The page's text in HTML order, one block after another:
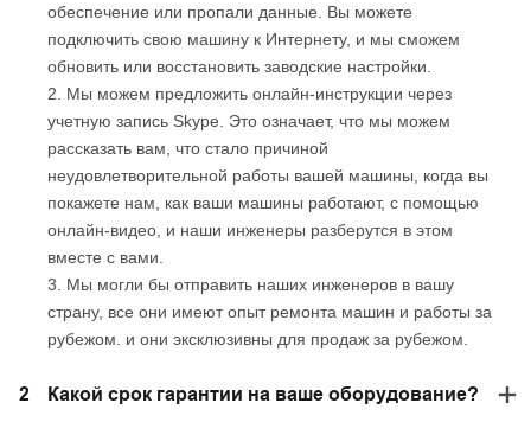
обеспечение или пропали данные. Вы можете
подключить свою машину к Интернету, и мы сможем
обновить или восстановить заводские настройки.
2. Мы можем предложить онлайн-инструкции через
учетную запись Skype. Это означает, что мы можем
рассказать вам, что стало причиной
неудовлетворительной работы вашей машины, когда вы
покажете нам, как ваши машины работают, с помощью
онлайн-видео, и наши инженеры разберутся в этом
вместе с вами.
3. Мы могли бы отправить наших инженеров в вашу
страну, все они имеют опыт ремонта машин и работы за
рубежом. и они эксклюзивны для продаж за рубежом.
2 Какой срок гарантии на ваше оборудование?